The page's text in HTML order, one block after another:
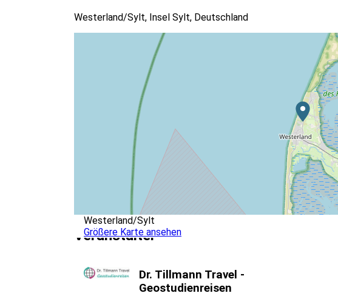
Westerland/Sylt, Insel Sylt, Deutschland
Westerland/Sylt
Größere Karte ansehen
Veranstalter
Dr. Tillmann Travel -
Geostudienreisen